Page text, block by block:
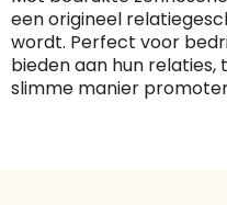
een origineel
wordt. Perfect voor
bieden aan hun relaties,
slimme manier